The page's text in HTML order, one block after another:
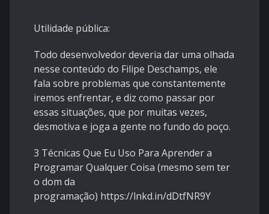
Utilidade pública:
Todo desenvolvedor deveria dar uma olhada
nesse conteúdo do Filipe Deschamps, ele
fala sobre problemas que constantemente
iremos enfrentar, e diz como passar por
essas situações, que por muitas vezes,
desmotiva e joga a gente no fundo do poço.
3 Técnicas Que Eu Uso Para Aprender a
Programar Qualquer Coisa (mesmo sem ter
o dom da
programação) https://lnkd.in/dDtfNR9Y